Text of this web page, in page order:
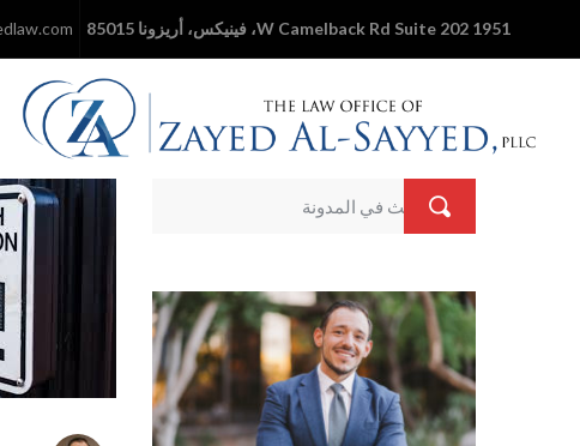
1951 W Camelback Rd Suite 202، فينيكس، أريزونا 85015